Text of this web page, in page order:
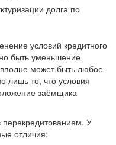
условий кредитного
быть уменьшение
может быть любое
лишь то, что условия
заёмщика
перекредитованием. У
отличия: